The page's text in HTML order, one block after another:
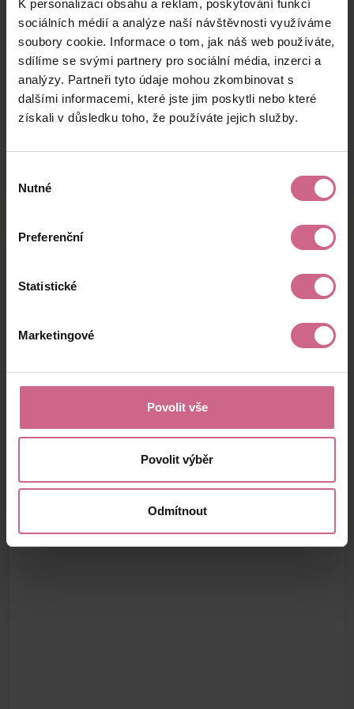
K personalizaci obsahu a reklam, poskytování funkcí
sociálních médií a analýze naší návštěvnosti využíváme
soubory cookie. Informace o tom, jak náš web používáte,
sdílíme se svými partnery pro sociální média, inzerci a
analýzy. Partneři tyto údaje mohou zkombinovat s
dalšími informacemi, které jste jim poskytli nebo které
získali v důsledku toho, že používáte jejich služby.
souhlasu
Nutné
Preferenční
Statistické
Marketingové
Povolit vše
Povolit výběr
Odmítnout
T****
M****
20. 8. 2024
19:57:35
E****
1 000 Kč
20. 8. 2024
19:32:50
220 Kč
T****
P****
19 000 Kč
20. 8. 2024
19:23:31
4 180 Kč
keyboard_arrow_left keyboard_arrow_right